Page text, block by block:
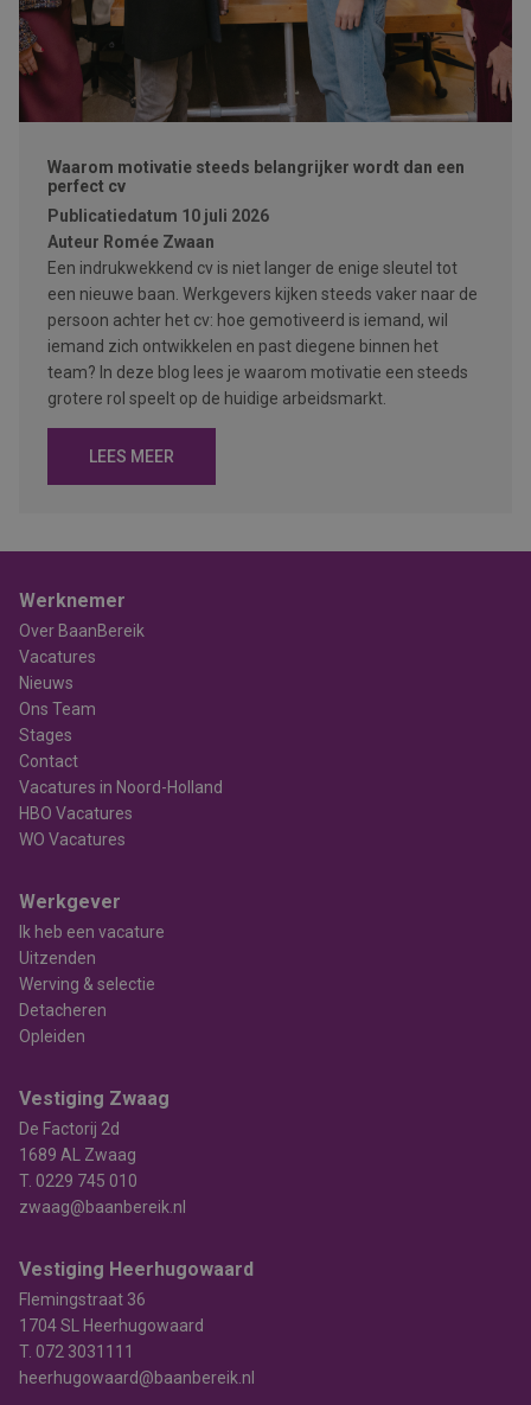
Waarom motivatie steeds belangrijker wordt dan een
perfect cv
Publicatiedatum 10 juli 2026
Auteur Romée Zwaan
Een indrukwekkend cv is niet langer de enige sleutel tot
een nieuwe baan. Werkgevers kijken steeds vaker naar de
persoon achter het cv: hoe gemotiveerd is iemand, wil
iemand zich ontwikkelen en past diegene binnen het
team? In deze blog lees je waarom motivatie een steeds
grotere rol speelt op de huidige arbeidsmarkt.
LEES MEER
Werknemer
Over BaanBereik
Vacatures
Nieuws
Ons Team
Stages
Contact
Vacatures in Noord-Holland
HBO Vacatures
WO Vacatures
Werkgever
Ik heb een vacature
Uitzenden
Werving & selectie
Detacheren
Opleiden
Vestiging Zwaag
De Factorij 2d
1689 AL Zwaag
T. 0229 745 010
zwaag@baanbereik.nl
Vestiging Heerhugowaard
Flemingstraat 36
1704 SL Heerhugowaard
T. 072 3031111
heerhugowaard@baanbereik.nl